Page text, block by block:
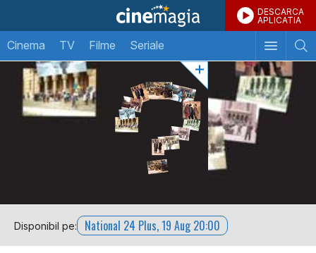
DESCARCA
APLICATIA
Cinema TV Filme Seriale
Disponibil pe: National 24 Plus, 19 Aug 20:00